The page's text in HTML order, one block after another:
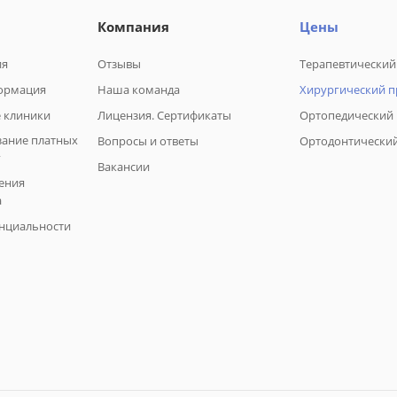
платных
Компания
Отзывы
Наша команда
Лицензия. Сертификаты
Вопросы и ответы
Вакансии
Цены
Хирургический